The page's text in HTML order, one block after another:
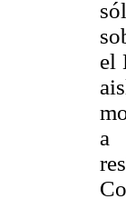
el
a